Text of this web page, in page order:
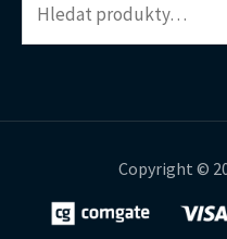
Copyright ©